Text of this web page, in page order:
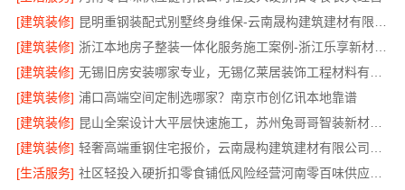
[建筑装修]
[建筑装修]
浙江本地房子整装一体化服务施工案例-浙江乐享新材料有限公司
[建筑装修]
[建筑装修] 浦口高端空间定制选哪家？南京市创亿讯本地靠谱
[建筑装修]
昆山全案设计大平层快速施工，苏州兔哥哥智装新材料有限公司
[建筑装修]
[生活服务]
社区轻投入硬折扣零食铺低风险经营河南零百味供应链有限公司